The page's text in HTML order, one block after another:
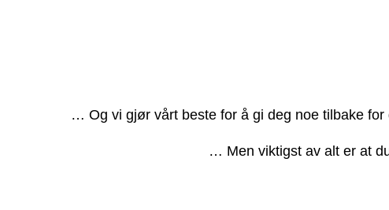
… Og vi gjør vårt beste for å gi deg noe tilbake
… Men viktigst av alt er at